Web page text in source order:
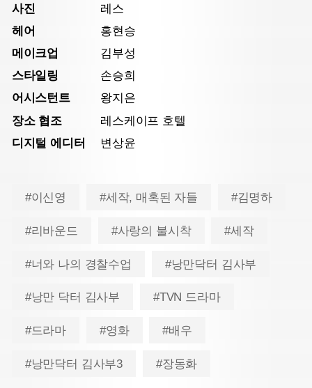
사진
레스
헤어
홍현승
메이크업
김부성
스타일링
손승희
어시스턴트
왕지은
장소 협조
레스케이프 호텔
디지털 에디터
변상윤
#이신영 #세작, 매혹된 자들 #김명하
#리바운드 #사랑의 불시착 #세작
#너와 나의 경찰수업 #낭만닥터 김사부
#낭만 닥터 김사부 #TVN 드라마
#드라마 #영화 #배우
#낭만닥터 김사부3 #장동화